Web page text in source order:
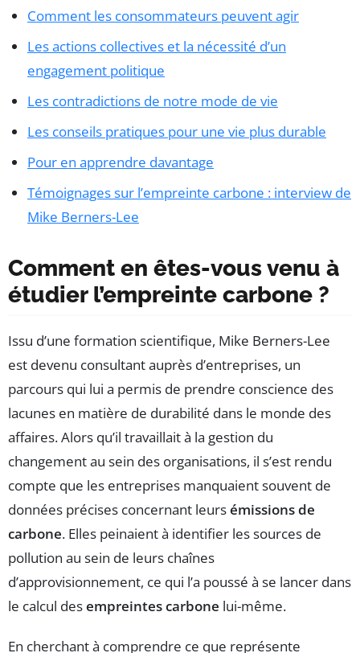
Comment les consommateurs peuvent agir
Les actions collectives et la nécessité d’un
engagement politique
Les contradictions de notre mode de vie
Les conseils pratiques pour une vie plus durable
Pour en apprendre davantage
Témoignages sur l’empreinte carbone : interview de
Mike Berners-Lee
Comment en êtes-vous venu à
étudier l’empreinte carbone ?
Issu d’une formation scientifique, Mike Berners-Lee
est devenu consultant auprès d’entreprises, un
parcours qui lui a permis de prendre conscience des
lacunes en matière de durabilité dans le monde des
affaires. Alors qu’il travaillait à la gestion du
changement au sein des organisations, il s’est rendu
compte que les entreprises manquaient souvent de
données précises concernant leursémissions de
carbone. Elles peinaient à identifier les sources de
pollution au sein de leurs chaînes
d’approvisionnement, ce qui l’a poussé à se lancer dans
le calcul desempreintes carbone lui-même.
En cherchant à comprendre ce que représente